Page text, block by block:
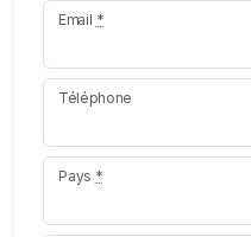
Email *
Téléphone
Pays *